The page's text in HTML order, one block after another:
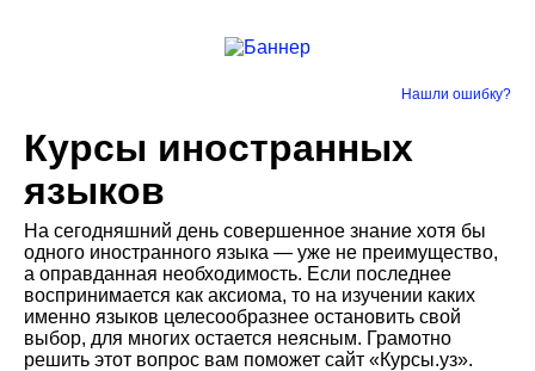
Нашли ошибку?
Курсы иностранных
языков
На сегодняшний день совершенное знание хотя бы
одного иностранного языка — уже не преимущество,
а оправданная необходимость. Если последнее
воспринимается как аксиома, то на изучении каких
именно языков целесообразнее остановить свой
выбор, для многих остается неясным. Грамотно
решить этот вопрос вам поможет сайт «Курсы.уз».